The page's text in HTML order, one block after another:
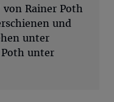
Rainer Poth
und
unter
unter